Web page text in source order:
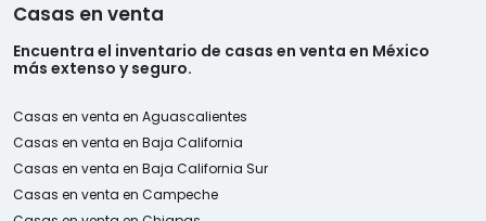
Casas en venta
Encuentra el inventario de casas en venta en México
más extenso y seguro.
Casas en venta en Aguascalientes
Casas en venta en Baja California
Casas en venta en Baja California Sur
Casas en venta en Campeche